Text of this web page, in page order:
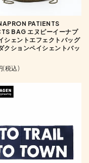
PATIENTS
BAG エヌピーイーナプ
シェントエフェクトバッグ
クションペイシェントバッ
(税込)